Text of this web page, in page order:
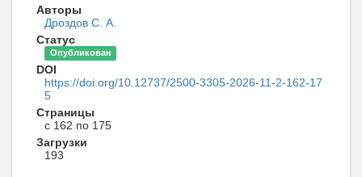
Авторы
Дроздов С. А.
Статус
Опубликован
DOI
https://doi.org/10.12737/2500-3305-2026-11-2-162-17
5
Страницы
с 162 по 175
Загрузки
193